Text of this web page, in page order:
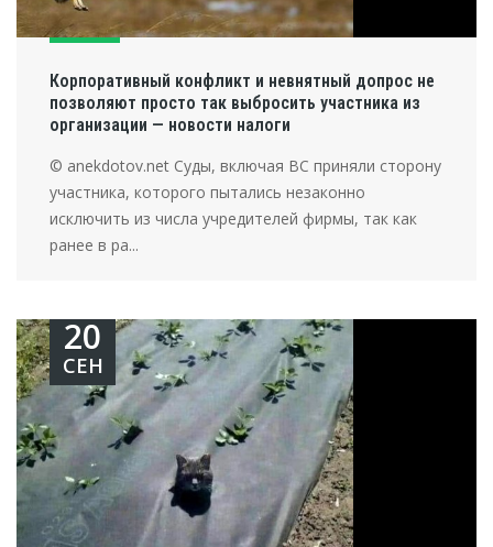
Корпоративный конфликт и невнятный допрос не
позволяют просто так выбросить участника из
организации — новости налоги
© anekdotov.net Суды, включая ВС приняли сторону
участника, которого пытались незаконно
исключить из числа учредителей фирмы, так как
ранее в ра...
20
СЕН